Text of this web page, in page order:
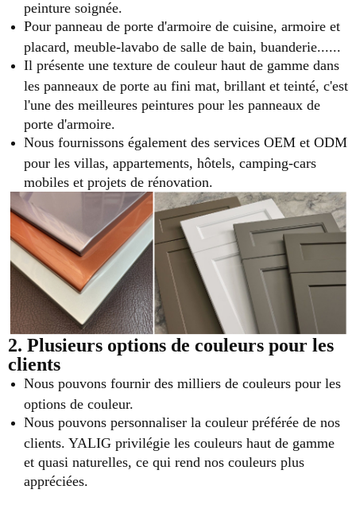
peinture soignée.
Pour panneau de porte d'armoire de cuisine, armoire et
placard, meuble-lavabo de salle de bain, buanderie......
Il présente une texture de couleur haut de gamme dans
les panneaux de porte au fini mat, brillant et teinté, c'est
l'une des meilleures peintures pour les panneaux de
porte d'armoire.
Nous fournissons également des services OEM et ODM
pour les villas, appartements, hôtels, camping-cars
mobiles et projets de rénovation.
2. Plusieurs options de couleurs pour les
clients
Nous pouvons fournir des milliers de couleurs pour les
options de couleur.
Nous pouvons personnaliser la couleur préférée de nos
clients. YALIG privilégie les couleurs haut de gamme
et quasi naturelles, ce qui rend nos couleurs plus
appréciées.